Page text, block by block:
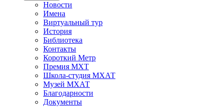
Новости
Имена
Виртуальный тур
История
Библиотека
Контакты
Короткий Метр
Премия МХТ
Школа-студия МХАТ
Музей МХАТ
Благодарности
Документы